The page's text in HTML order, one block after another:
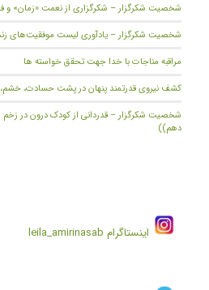
شخصیت شکرگزار – شکرگزاری از نعمت «زمان» و
شخصیت شکرگزار – یادآوری لیست موفقیت‌های
مراقبه مناجات با خدا جهت تحقق خواسته ها
کشف نیروی قدرتمند پنهان در پشت حسادت، خشم،
شخصیت شکرگزار – قدردانی از کودک درون در
دهم))
اینستاگرام leila_amirinasab